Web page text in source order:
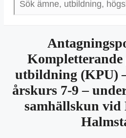
Kompletterande
utbildning (KPU)
årskurs 7-9 –
samhällskun vid